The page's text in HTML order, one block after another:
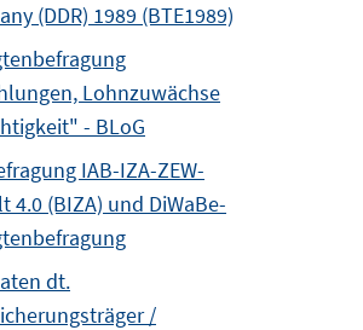
(DDR) 1989 (BTE1989)
Lohnzuwächse
- BLoG
IAB-IZA-ZEW-
4.0 (BIZA) und DiWaBe-
dt.
/